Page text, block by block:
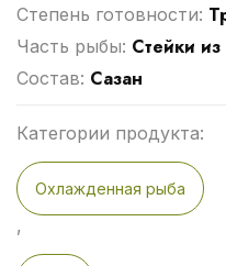
Степень готовности:
Часть рыбы: Стейки
Cостав: Сазан
Категории продукта:
Охлажденная рыба
,